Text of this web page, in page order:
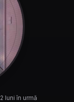
2 luni în urmă